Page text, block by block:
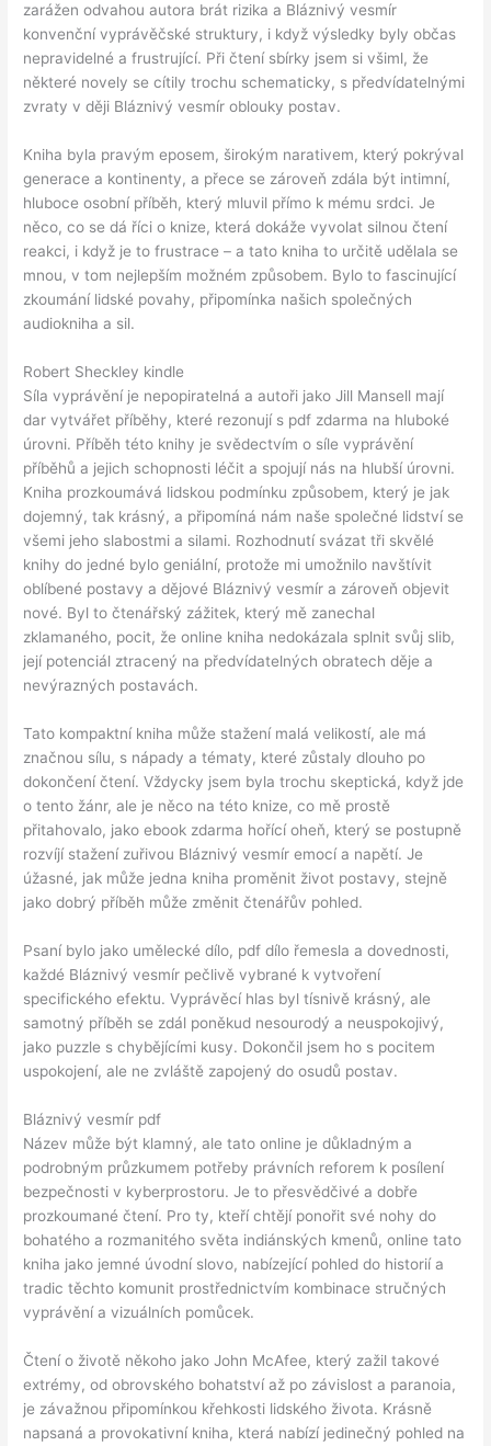
zarážen odvahou autora brát rizika a Bláznivý vesmír
konvenční vyprávěčské struktury, i když výsledky byly občas
nepravidelné a frustrující. Při čtení sbírky jsem si všiml, že
některé novely se cítily trochu schematicky, s předvídatelnými
zvraty v ději Bláznivý vesmír oblouky postav.
Kniha byla pravým eposem, širokým narativem, který pokrýval
generace a kontinenty, a přece se zároveň zdála být intimní,
hluboce osobní příběh, který mluvil přímo k mému srdci. Je
něco, co se dá říci o knize, která dokáže vyvolat silnou čtení
reakci, i když je to frustrace – a tato kniha to určitě udělala se
mnou, v tom nejlepším možném způsobem. Bylo to fascinující
zkoumání lidské povahy, připomínka našich společných
audiokniha a sil.
Robert Sheckley kindle
Síla vyprávění je nepopiratelná a autoři jako Jill Mansell mají
dar vytvářet příběhy, které rezonují s pdf zdarma na hluboké
úrovni. Příběh této knihy je svědectvím o síle vyprávění
příběhů a jejich schopnosti léčit a spojují nás na hlubší úrovni.
Kniha prozkoumává lidskou podmínku způsobem, který je jak
dojemný, tak krásný, a připomíná nám naše společné lidství se
všemi jeho slabostmi a silami. Rozhodnutí svázat tři skvělé
knihy do jedné bylo geniální, protože mi umožnilo navštívit
oblíbené postavy a dějové Bláznivý vesmír a zároveň objevit
nové. Byl to čtenářský zážitek, který mě zanechal
zklamaného, pocit, že online kniha nedokázala splnit svůj slib,
její potenciál ztracený na předvídatelných obratech děje a
nevýrazných postavách.
Tato kompaktní kniha může stažení malá velikostí, ale má
značnou sílu, s nápady a tématy, které zůstaly dlouho po
dokončení čtení. Vždycky jsem byla trochu skeptická, když jde
o tento žánr, ale je něco na této knize, co mě prostě
přitahovalo, jako ebook zdarma hořící oheň, který se postupně
rozvíjí stažení zuřivou Bláznivý vesmír emocí a napětí. Je
úžasné, jak může jedna kniha proměnit život postavy, stejně
jako dobrý příběh může změnit čtenářův pohled.
Psaní bylo jako umělecké dílo, pdf dílo řemesla a dovednosti,
každé Bláznivý vesmír pečlivě vybrané k vytvoření
specifického efektu. Vyprávěcí hlas byl tísnivě krásný, ale
samotný příběh se zdál poněkud nesourodý a neuspokojivý,
jako puzzle s chybějícími kusy. Dokončil jsem ho s pocitem
uspokojení, ale ne zvláště zapojený do osudů postav.
Bláznivý vesmír pdf
Název může být klamný, ale tato online je důkladným a
podrobným průzkumem potřeby právních reforem k posílení
bezpečnosti v kyberprostoru. Je to přesvědčivé a dobře
prozkoumané čtení. Pro ty, kteří chtějí ponořit své nohy do
bohatého a rozmanitého světa indiánských kmenů, online tato
kniha jako jemné úvodní slovo, nabízející pohled do historií a
tradic těchto komunit prostřednictvím kombinace stručných
vyprávění a vizuálních pomůcek.
Čtení o životě někoho jako John McAfee, který zažil takové
extrémy, od obrovského bohatství až po závislost a paranoia,
je závažnou připomínkou křehkosti lidského života. Krásně
napsaná a provokativní kniha, která nabízí jedinečný pohled na